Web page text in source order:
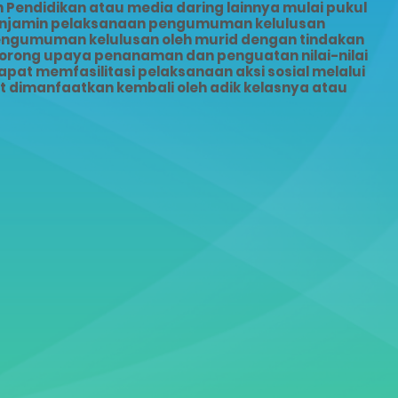
atau media daring lainnya mulai pukul
pelaksanaan pengumuman kelulusan
kelulusan oleh murid dengan tindakan
upaya penanaman dan penguatan nilai-nilai
memfasilitasi pelaksanaan aksi sosial melalui
kembali oleh adik kelasnya atau